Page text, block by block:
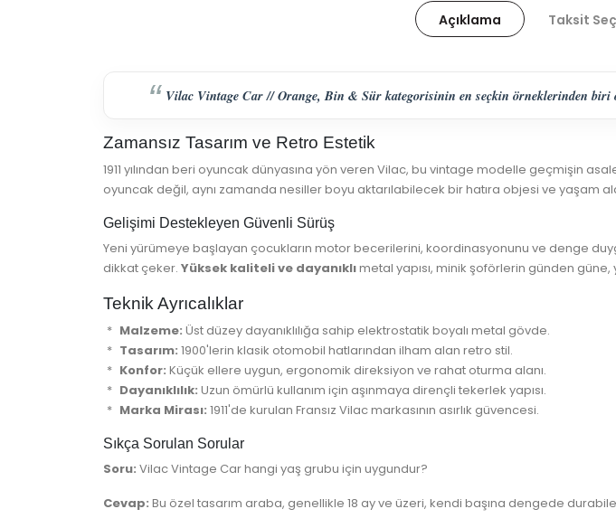
Açıklama Taksit
Vilac Vintage Car // Orange, Bin & Sür kategorisinin en seçkin örneklerinden biri
Zamansız Tasarım ve Retro Estetik
1911 yılından beri oyuncak dünyasına yön veren Vilac, bu vintage modelle geçmişin
oyuncak değil, aynı zamanda nesiller boyu aktarılabilecek bir hatıra objesi ve yaşam
Gelişimi Destekleyen Güvenli Sürüş
Yeni yürümeye başlayan çocukların motor becerilerini, koordinasyonunu ve denge
dikkat çeker. Yüksek kaliteli ve dayanıklımetal yapısı, minik şoförlerin günden güne,
Teknik Ayrıcalıklar
Malzeme: Üst düzey dayanıklılığa sahip elektrostatik boyalı metal gövde.
Tasarım: 1900'lerin klasik otomobil hatlarından ilham alan retro stil.
Konfor: Küçük ellere uygun, ergonomik direksiyon ve rahat oturma alanı.
Dayanıklılık: Uzun ömürlü kullanım için aşınmaya dirençli tekerlek yapısı.
Marka Mirası: 1911'de kurulan Fransız Vilac markasının asırlık güvencesi.
Sıkça Sorulan Sorular
Soru: Vilac Vintage Car hangi yaş grubu için uygundur?
Cevap: Bu özel tasarım araba, genellikle 18 ay ve üzeri, kendi başına dengede